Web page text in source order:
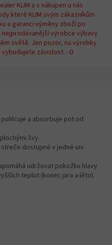
KLIM a s nákupen u nás
které KLIM svým zákazníkům
a garanci výměny zboží po
nejprodávanější výrobce výbavy
světě. Jen pozor, na výrobky
vybudujete závislost. :-D
a absorbuje pot od
švy.
dostupné v jedné uni
udržovat pokožku hlavy
teplot (konec jara a léto).